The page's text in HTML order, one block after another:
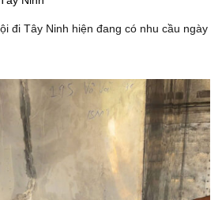
đi Tây Ninh hiện đang có nhu cầu ngày